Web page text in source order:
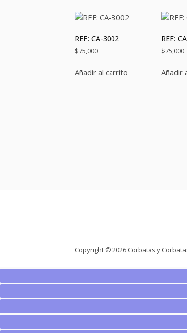
REF: CA-3002
$75,000
Añadir al carrito
REF:
$75,000
Añadir
Copyright © 2026 Corbatas y